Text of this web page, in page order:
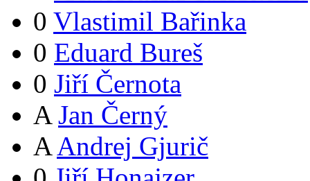
0 Vlastimil Bařinka
0 Eduard Bureš
0 Jiří Černota
A Jan Černý
A Andrej Gjurič